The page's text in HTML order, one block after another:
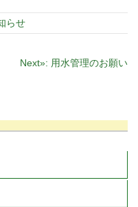
らせ
Next»: 用水管理のお願い